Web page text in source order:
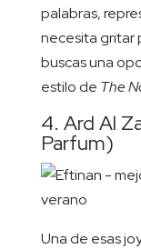
palabras,
necesita gritar
buscas una
estilo de The
4. Ard Al
Parfum)
Una de esas